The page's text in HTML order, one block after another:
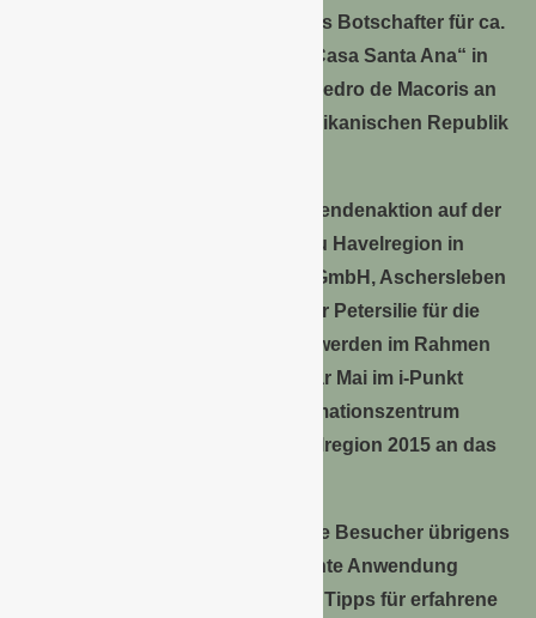
einigen Jahren in Deutschland als Botschafter für ca.
230 Kinder des Waisenhauses „Casa Santa Ana“ in
der Nähe der kleinen Stadt San Pedro de Macoris an
der karibischen Küste der Dominikanischen Republik
Als wohlwollenden Aufruf zur Spendenaktion auf der
diesjährigen Bundesgartenschau Havelregion in
Rathenow stiftet die Gartenland GmbH, Aschersleben
11.100 Samentütchen mit leckerer Petersilie für die
eigene Küche. Die Saatguttüten werden im Rahmen
der Infoveranstaltungen mit Elmar Mai im i-Punkt
Grün, dem Beratungs- und Informationszentrum
„Gartenbau“ auf der BUGA Havelregion 2015 an das
Auf diesen Vorträgen erfahren die Besucher übrigens
auch einiges über die fachgerechte Anwendung
unseres Saatgutes mit wichtigen Tipps für erfahrene